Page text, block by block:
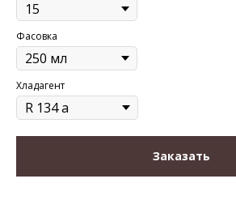
Фасовка
Хладагент
Заказать